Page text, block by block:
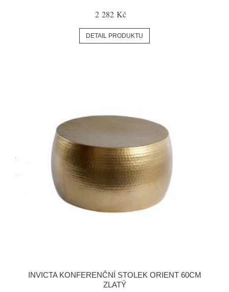
2 282 Kč
DETAIL PRODUKTU
INVICTA KONFERENČNÍ STOLEK ORIENT 60CM
ZLATÝ